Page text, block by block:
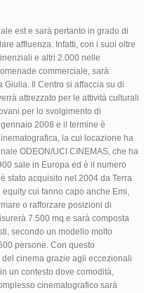
est e sarà pertanto in grado di
affluenza. Infatti, con i suoi oltre
e altri 2.000 nelle
commerciale, sarà
Giulia. Il Centro si affaccia su di
attrezzato per le attività culturali
per lo svolgimento di
2008 e il termine è
la cui locazione ha
ODEON/UCI CINEMAS, che ha
sale in Europa ed è il numero
stato acquisito nel 2004 da Terra
cui fanno capo anche Emi,
o rafforzare posizioni di
7.500 mq e sarà composta
secondo un modello molto
persone. Con questo
cinema grazie agli eccezionali
un contesto dove comodità,
cinematografico sarà